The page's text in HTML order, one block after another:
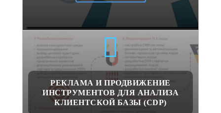
РЕКЛАМА И ПРОДВИЖЕНИЕ
ИНСТРУМЕНТОВ ДЛЯ АНАЛИЗА
КЛИЕНТСКОЙ БАЗЫ (CDP)